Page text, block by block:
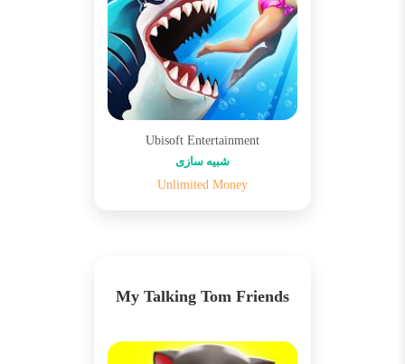
Ubisoft Entertainment
شبیه سازی
Unlimited Money
My Talking Tom Friends